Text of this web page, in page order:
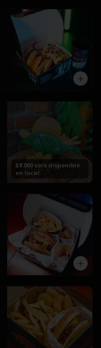
$8.000 solo disponible
en local